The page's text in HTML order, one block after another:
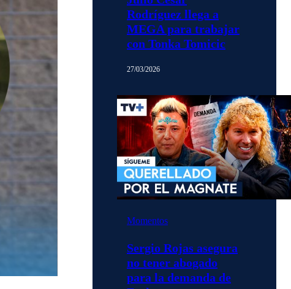
Rodríguez llega a
MEGA para trabajar
con Tonka Tomicic
27/03/2026
Momentos
Sergio Rojas asegura
no tener abogado
para la demanda de